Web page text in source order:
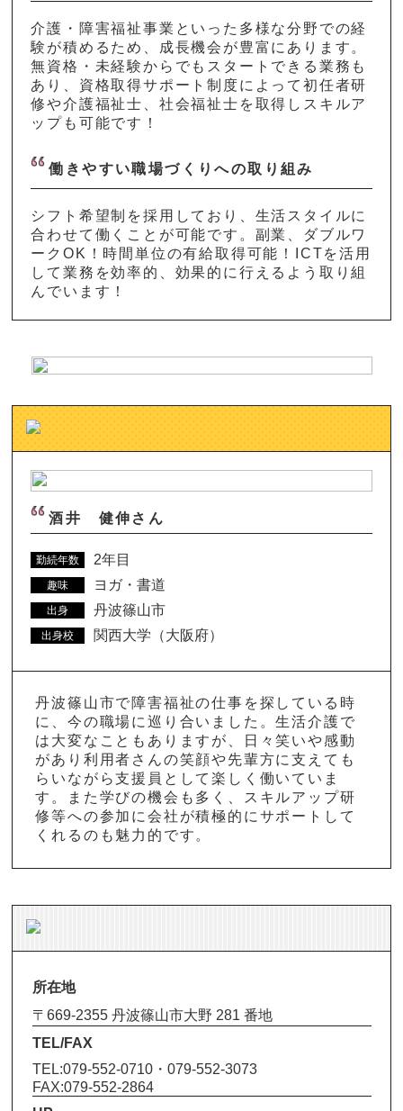
介護・障害福祉事業といった多様な分野での経
験が積めるため、成長機会が豊富にあります。
無資格・未経験からでもスタートできる業務も
あり、資格取得サポート制度によって初任者研
修や介護福祉士、社会福祉士を取得しスキルア
ップも可能です！
働きやすい職場づくりへの取り組み
シフト希望制を採用しており、生活スタイルに
合わせて働くことが可能です。副業、ダブルワ
ークOK！時間単位の有給取得可能！ICTを活用
して業務を効率的、効果的に行えるよう取り組
んでいます！
酒井 健伸さん
勤続年数 2年目
趣味 ヨガ・書道
出身 丹波篠山市
出身校 関西大学（大阪府）
丹波篠山市で障害福祉の仕事を探している時
に、今の職場に巡り合いました。生活介護で
は大変なこともありますが、日々笑いや感動
があり利用者さんの笑顔や先輩方に支えても
らいながら支援員として楽しく働いていま
す。また学びの機会も多く、スキルアップ研
修等への参加に会社が積極的にサポートして
くれるのも魅力的です。
所在地
〒669-2355 丹波篠山市大野 281 番地
TEL/FAX
TEL:079-552-0710・079-552-3073
FAX:079-552-2864